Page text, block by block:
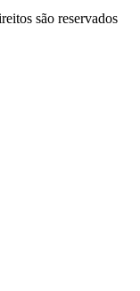
são reservados